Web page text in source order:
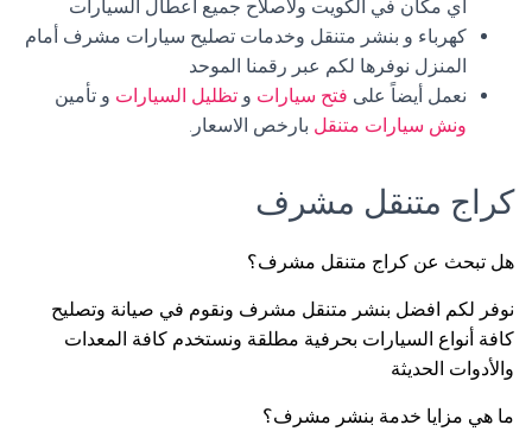
أي مكان في الكويت ولاصلاح جميع اعطال السيارات
كهرباء و بنشر متنقل وخدمات تصليح سيارات مشرف أمام
المنزل نوفرها لكم عبر رقمنا الموحد
نعمل أيضاً على فتح سيارات و تظليل السيارات و تأمين
ونش سيارات متنقل بارخص الاسعار.
كراج متنقل مشرف
هل تبحث عن كراج متنقل مشرف؟
نوفر لكم افضل بنشر متنقل مشرف ونقوم في صيانة وتصليح
كافة أنواع السيارات بحرفية مطلقة ونستخدم كافة المعدات
والأدوات الحديثة
ما هي مزايا خدمة بنشر مشرف؟